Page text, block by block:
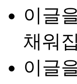
이글
채워
이글